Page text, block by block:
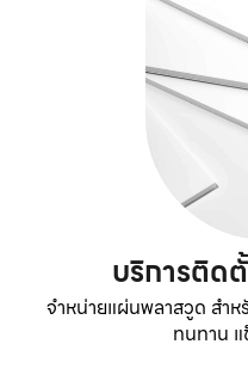
บริการติด
จำหน่ายแผ่นพลาสวูด สำห
ทนทาน แ